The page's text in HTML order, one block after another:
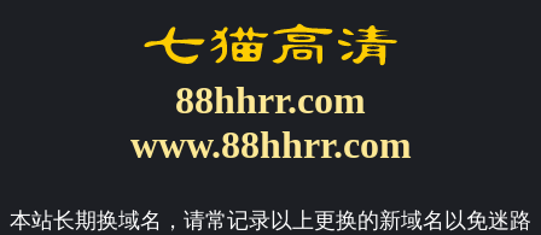
88hhrr.com
www.88hhrr.com
本站长期换域名，请常记录以上更换的新域名以免迷路